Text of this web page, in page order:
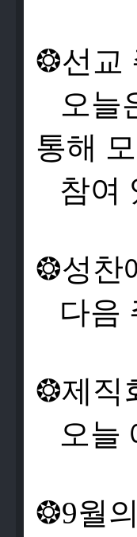
❂선 교
오늘
통해 모
참여
❂성찬
다음
❂제직
오늘
❂9월의